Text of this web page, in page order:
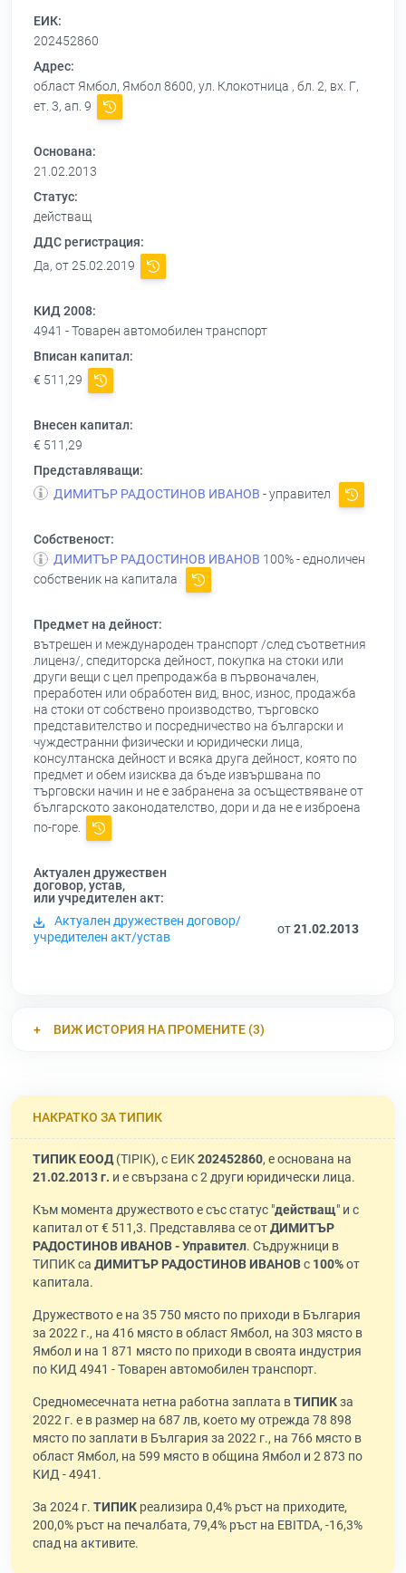
ЕИК:
202452860
Адрес:
област Ямбол, Ямбол 8600, ул. Клокотница , бл. 2, вх. Г,
ет. 3, ап. 9
Основана:
21.02.2013
Статус:
действащ
ДДС регистрация:
Да, от 25.02.2019
КИД 2008:
4941 - Товарен автомобилен транспорт
Вписан капитал:
€ 511,29
Внесен капитал:
€ 511,29
Представляващи:
ДИМИТЪР РАДОСТИНОВ ИВАНОВ - управител
Собственост:
ДИМИТЪР РАДОСТИНОВ ИВАНОВ 100% - едноличен
собственик на капитала
Предмет на дейност:
вътрешен и международен транспорт /след съответния
лиценз/, спедиторска дейност, покупка на стоки или
други вещи с цел препродажба в първоначален,
преработен или обработен вид, внос, износ, продажба
на стоки от собствено производство, търговско
представителство и посредничество на български и
чуждестранни физически и юридически лица,
консултанска дейност и всяка друга дейност, която по
предмет и обем изисква да бъде извършвана по
търговски начин и не е забранена за осъществяване от
българското законодателство, дори и да не е изброена
по-горе.
Актуален дружествен
договор, устав,
или учредителен акт:
Актуален дружествен договор/
учредителен акт/устав
от21.02.2013
ВИЖ ИСТОРИЯ НА ПРОМЕНИТЕ (3)
НАКРАТКО ЗА ТИПИК
ТИПИК ЕООД(TIPIK), с ЕИК202452860, е основана на
21.02.2013 г. и е свързана с 2 други юридически лица.
Към момента дружеството е със статус "действащ" и с
капитал от € 511,3. Представлява се отДИМИТЪР
РАДОСТИНОВ ИВАНОВ - Управител. Съдружници в
ТИПИК са ДИМИТЪР РАДОСТИНОВ ИВАНОВс 100%от
капитала.
Дружеството е на 35 750 място по приходи в България
за 2022 г., на 416 място в област Ямбол, на 303 място в
Ямбол и на 1 871 място по приходи в своята индустрия
по КИД 4941 - Товарен автомобилен транспорт.
Средномесечната нетна работна заплата вТИПИКза
2022 г. е в размер на 687 лв, което му отрежда 78 898
място по заплати в България за 2022 г., на 766 място в
област Ямбол, на 599 място в община Ямбол и 2 873 по
КИД - 4941.
За 2024 г. ТИПИК реализира 0,4% ръст на приходите,
200,0% ръст на печалбата, 79,4% ръст на EBITDA, -16,3%
спад на активите.